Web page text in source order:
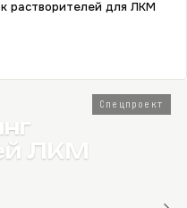
растворителей для ЛКМ
Спецпроект
ЛКМ